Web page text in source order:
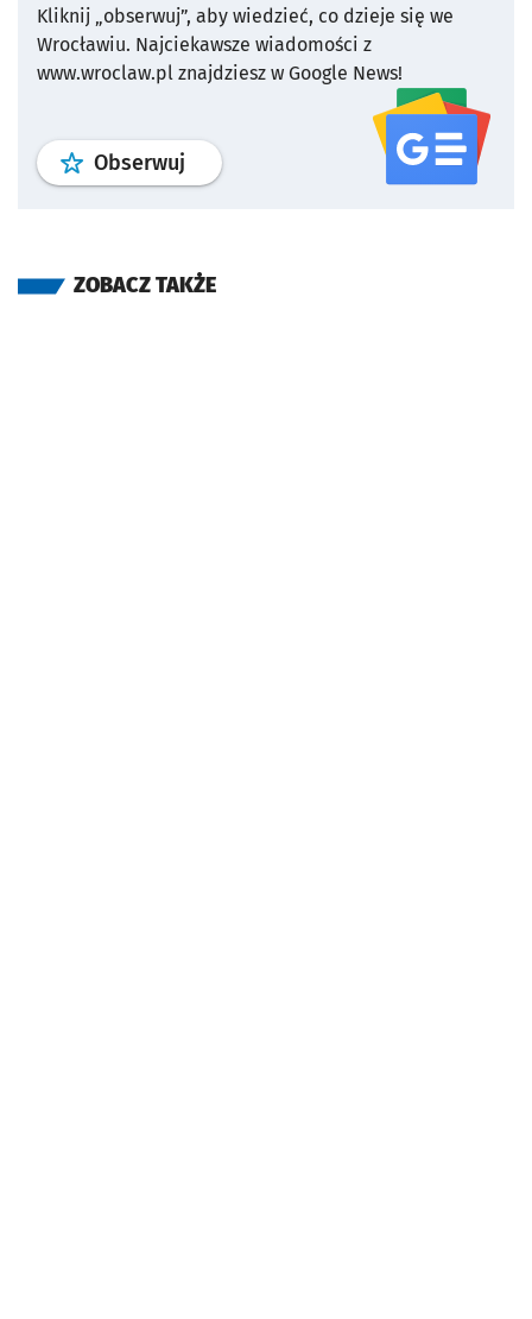
Kliknij „obserwuj”, aby wiedzieć, co dzieje się we
Wrocławiu. Najciekawsze wiadomości z
www.wroclaw.pl znajdziesz w Google News!
Obserwuj profil serwisu
ZOBACZ TAKŻE